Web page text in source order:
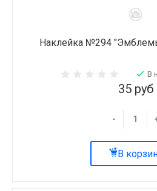
Наклейка №294
В
35 руб
-
В